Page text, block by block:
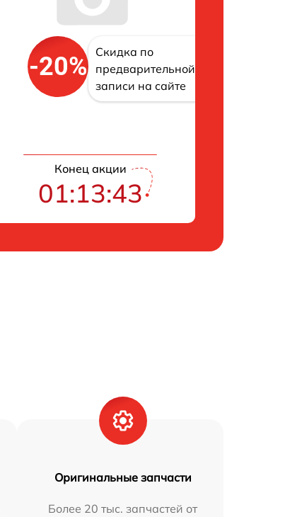
-20%
Скидка по
предварительной
записи на сайте
Конец акции
01:13:42
Оригинальные запчасти
Более 20 тыс. запчастей от